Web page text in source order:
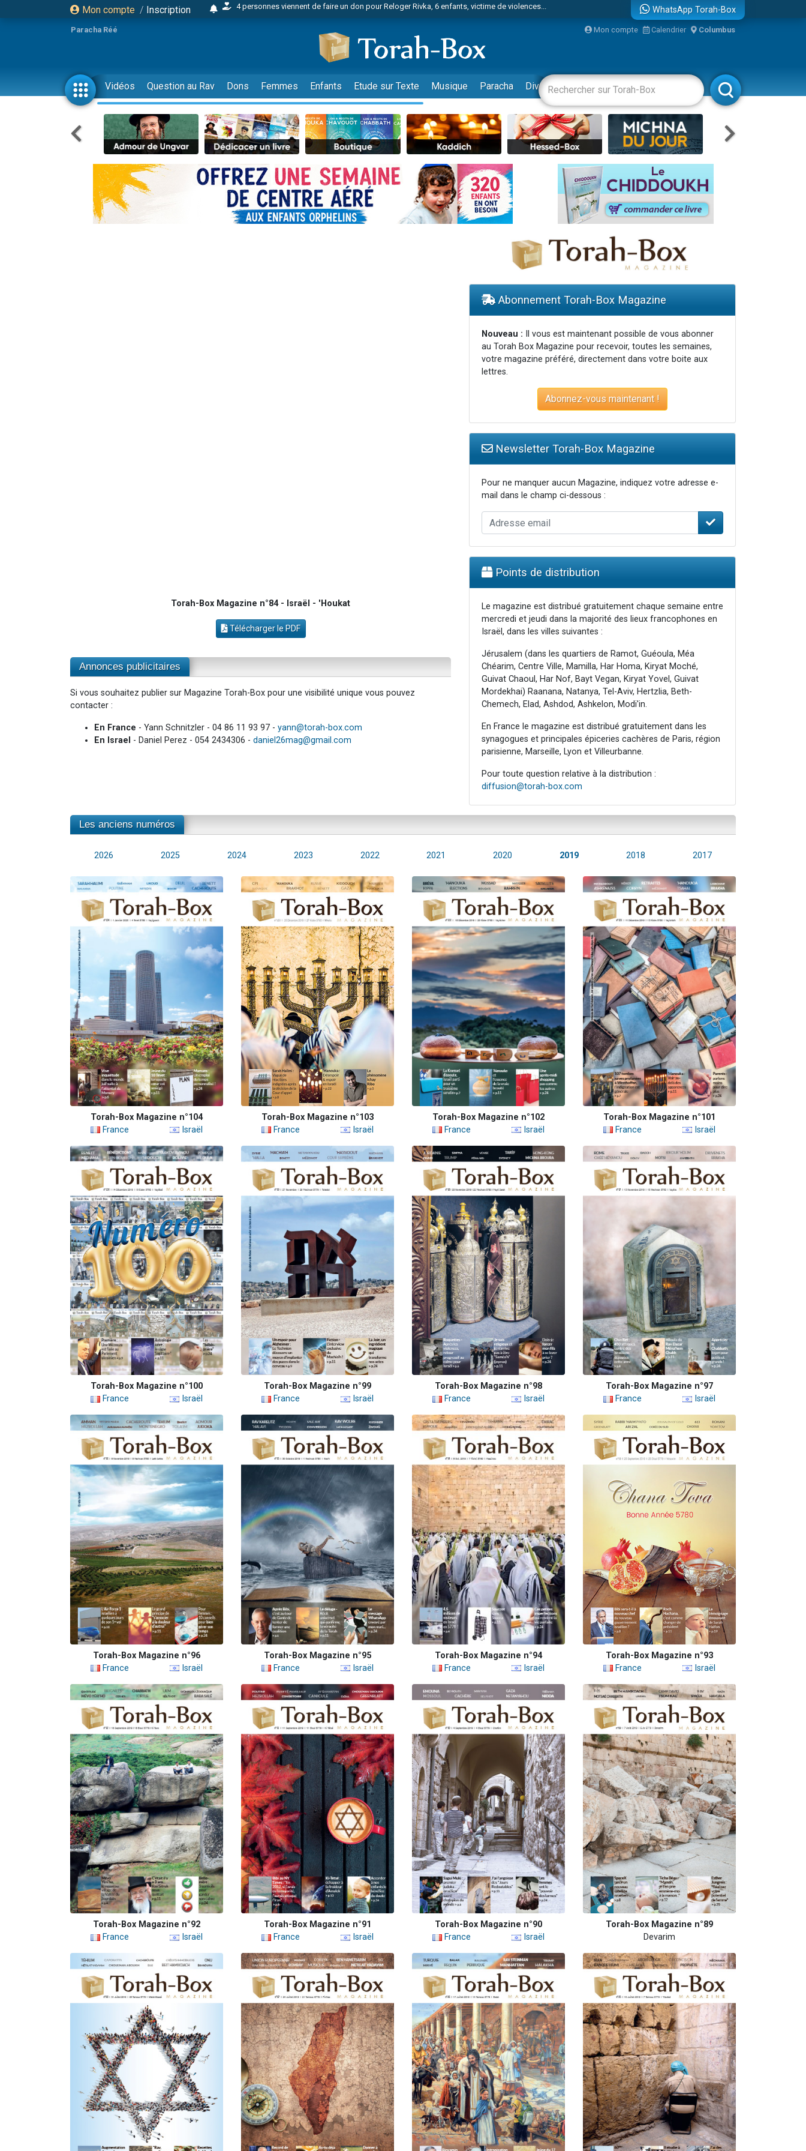
Mon compte / Inscription
2 personnes viennent de faire un don pour 1 Journée de Vacances Pour les Enfants
4 personnes viennent de nous rejoindre sur WhatsApp
Il reste 49 places pour étudier en groupe sur Zoom
23 personnes viennent de faire un don pour Diane, 80 ans, dans un appartement insalubre
Eva vient de donner son Maasser
4 personnes viennent de nous rejoindre sur WhatsApp
3 personnes viennent de nous rejoindre sur WhatsApp
3 personnes viennent de faire un don pour 5 jours de vacances aux Orphelins
Odaya vient de donner son Maasser
2 personnes viennent de nous rejoindre sur WhatsApp
13 personnes viennent de demander une bénédiction
12 nouvelles musiques dans Torah-Box Music
4 personnes viennent de faire un don pour Reloger Rivka, 6 enfants, victime de violences...
WhatsApp Torah-Box
Paracha Réé Mon compte Calendrier Columbus
Vidéos Question au Rav Dons Femmes Enfants Etude sur Texte Musique Paracha Divertissements Livres Rabbanim
Torah-Box Magazine n°84 - Israël - 'Houkat
Télécharger le PDF
Annonces publicitaires
Si vous souhaitez publier sur Magazine Torah-Box pour une visibilité unique vous pouvez
contacter :
En France - Yann Schnitzler - 04 86 11 93 97 - yann@torah-box.com
En Israel - Daniel Perez - 054 2434306 - daniel26mag@gmail.com
Abonnement Torah-Box Magazine
Nouveau : Il vous est maintenant possible de vous abonner
au Torah Box Magazine pour recevoir, toutes les semaines,
votre magazine préféré, directement dans votre boite aux
lettres.
Abonnez-vous maintenant !
Newsletter Torah-Box Magazine
Pour ne manquer aucun Magazine, indiquez votre adresse e-
mail dans le champ ci-dessous :
Points de distribution
Le magazine est distribué gratuitement chaque semaine entre
mercredi et jeudi dans la majorité des lieux francophones en
Israël, dans les villes suivantes :
Jérusalem (dans les quartiers de Ramot, Guéoula, Méa
Chéarim, Centre Ville, Mamilla, Har Homa, Kiryat Moché,
Guivat Chaoul, Har Nof, Bayt Vegan, Kiryat Yovel, Guivat
Mordekhai) Raanana, Natanya, Tel-Aviv, Hertzlia, Beth-
Chemech, Elad, Ashdod, Ashkelon, Modi'in.
En France le magazine est distribué gratuitement dans les
synagogues et principales épiceries cachères de Paris, région
parisienne, Marseille, Lyon et Villeurbanne.
Pour toute question relative à la distribution :
diffusion@torah-box.com
Les anciens numéros
2026 2025 2024 2023 2022 2021 2020 2019 2018 2017
Torah-Box Magazine n°104
France
Israël
Torah-Box Magazine n°103
France
Israël
Torah-Box Magazine n°102
France
Israël
Torah-Box Magazine n°101
France
Israël
Torah-Box Magazine n°100
France
Israël
Torah-Box Magazine n°99
France
Israël
Torah-Box Magazine n°98
France
Israël
Torah-Box Magazine n°97
France
Israël
Torah-Box Magazine n°96
France
Israël
Torah-Box Magazine n°95
France
Israël
Torah-Box Magazine n°94
France
Israël
Torah-Box Magazine n°93
France
Israël
Torah-Box Magazine n°92
France
Israël
Torah-Box Magazine n°91
France
Israël
Torah-Box Magazine n°90
France
Israël
Torah-Box Magazine n°89
Devarim